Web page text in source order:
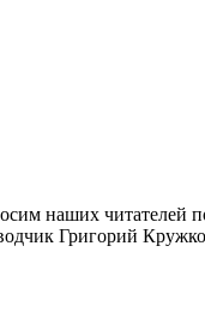
наших читателей
Григорий